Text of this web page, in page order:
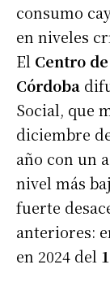
consumo
en niveles
El Centro
Córdoba
Social, que
diciembre
año con un
nivel más
fuerte
anteriores:
en 2024 del